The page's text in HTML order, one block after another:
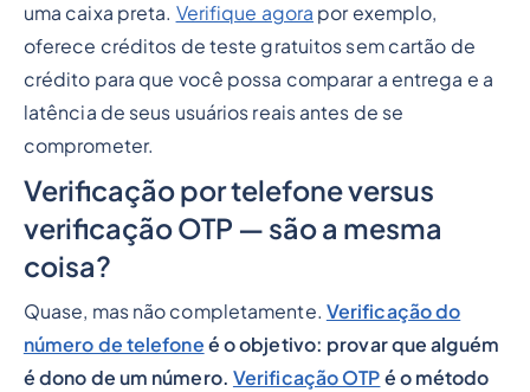
uma caixa preta. Verifique agora por exemplo,
oferece créditos de teste gratuitos sem cartão de
crédito para que você possa comparar a entrega e a
latência de seus usuários reais antes de se
comprometer.
Verificação por telefone versus
verificação OTP — são a mesma
coisa?
Quase, mas não completamente. Verificação do
número de telefone é o objetivo: provar que alguém
é dono de um número. Verificação OTP é o método